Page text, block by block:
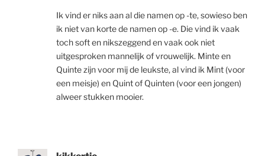
Ik vind er niks aan al die namen op -te, sowieso ben
ik niet van korte de namen op -e. Die vind ik vaak
toch soft en nikszeggend en vaak ook niet
uitgesproken mannelijk of vrouwelijk. Minte en
Quinte zijn voor mij de leukste, al vind ik Mint (voor
een meisje) en Quint of Quinten (voor een jongen)
alweer stukken mooier.